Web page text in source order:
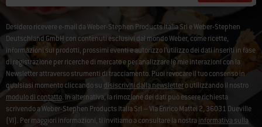
Desidero ricevere e-mail da Weber-Stephen Products Italia Srl e Weber-Stephen
Deutschland GmbH con contenuti esclusivi dal mondo Weber, come ricette,
informazioni sui prodotti, prossimi eventi e autorizzo l’utilizzo dei dati inseriti in fase
di registrazione per ricerche di mercato e per analizzare le mie interazioni con la
Newsletter attraverso strumenti di tracciamento. Puoi revocare il tuo consenso in
qualsiasi momento cliccando su disiscriviti dalla newslettero utilizzando il nostro
modulo di contatto. In alternativa, la rimozione dei dati può essere richiesta
scrivendo a Weber-Stephen Products Italia Srl – Via Enrico Mattei 2, 36031 Dueville
(VI). Per maggiori informazioni, ti invitiamo a consultare la nostra informativa sulla